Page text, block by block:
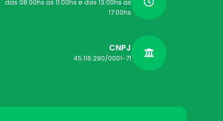
das 08:00hs as 11:00hs e das 13:00hs as
17:00hs
CNPJ
45.116.290/0001-71